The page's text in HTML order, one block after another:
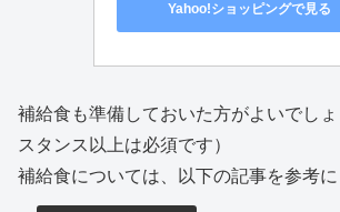
Yahoo!ショッピングで見る
補給食も準備しておいた方がよいでし
スタンス以上は必須です）
補給食については、以下の記事を参考に